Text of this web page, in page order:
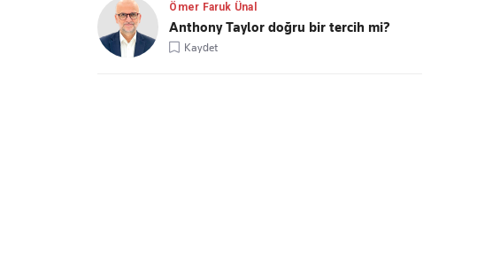
Ömer Faruk Ünal
Anthony Taylor doğru bir tercih mi?
Kaydet